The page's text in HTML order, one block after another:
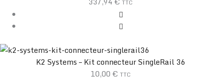
TTC
K2 Systems – Kit connecteur SingleRail 36
10,00 € TTC